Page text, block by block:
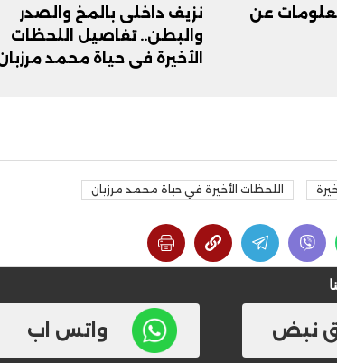
عن
نزيف داخلى بالمخ والصدر
والبطن.. تفاصيل اللحظات
الأخيرة في حياة محمد
اللحظات الأخيرة في حياة محمد مرزبان
نبض واتس اب
تحفة معمارية بتكلفة تجاوزت 20
عماد سائق التريلا مع والدته بعد
تصدره التريند| فيديو